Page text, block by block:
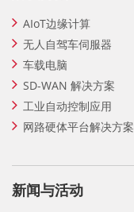
AIoT边缘计算
无人自驾车伺服器
车载电脑
SD-WAN 解决方案
工业自动控制应用
网路硬体平台解决方案
新闻与活动